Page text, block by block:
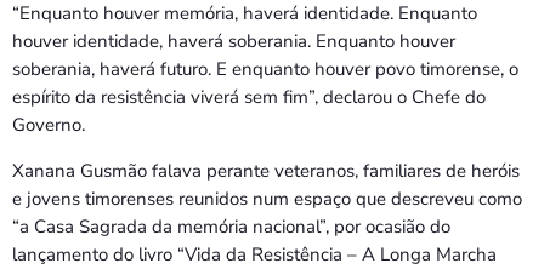
“Enquanto houver memória, haverá identidade. Enquanto
houver identidade, haverá soberania. Enquanto houver
soberania, haverá futuro. E enquanto houver povo timorense, o
espírito da resistência viverá sem fim”, declarou o Chefe do
Governo.
Xanana Gusmão falava perante veteranos, familiares de heróis
e jovens timorenses reunidos num espaço que descreveu como
“a Casa Sagrada da memória nacional”, por ocasião do
lançamento do livro “Vida da Resistência – A Longa Marcha